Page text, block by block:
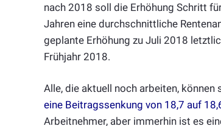
nach 2018 soll die Erhöhung Schritt
Jahren eine durchschnittliche
geplante Erhöhung zu Juli 2018
Frühjahr 2018.
Alle, die aktuell noch arbeiten,
eine Beitragssenkung von 18,7 auf
Arbeitnehmer, aber immerhin ist es